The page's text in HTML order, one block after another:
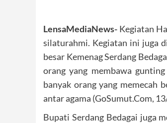
LensaMediaNews- Kegiatan
silaturahmi. Kegiatan ini juga
besar Kemenag Serdang
orang yang membawa
banyak orang yang memecah
antar agama (GoSumut.Com,
Bupati Serdang Bedagai juga